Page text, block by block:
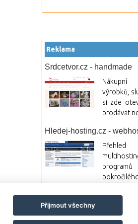
Reklama
Srdcetvor.cz - handmade
Nákupní
výrobků,
si zde
prodávat
Hledej-hosting.cz -
Přehled
porovnávání. Najděte si
Kontakt
Přijmout všechny